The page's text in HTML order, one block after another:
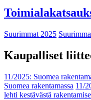
Suurimmat 2025
Kaupalliset
11/2025: Suomea
Suomea rakentamassa 11/
lehti kestävästä